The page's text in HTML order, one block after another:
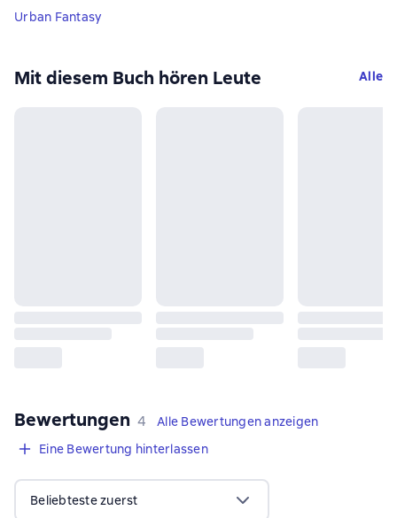
Urban Fantasy
Mit diesem Buch hören Leute Alle
Bewertungen 4 Bewertungen
4
Alle Bewertungen anzeigen
Eine Bewertung hinterlassen
Beliebteste zuerst